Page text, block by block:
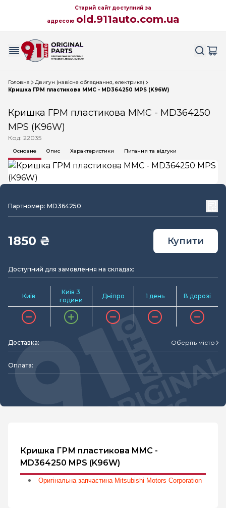
Старий сайт доступний за
адресою old.911auto.com.ua
Головна
Двигун (навісне обладнання, електрика)
Кришка ГРМ пластикова MMC - MD364250 MPS (K96W)
Кришка ГРМ пластикова MMC - MD364250
MPS (K96W)
Код: 22035
Основне Опис Характеристики Питання та відгуки
Партномер: MD364250
1850 ₴ Купити
Доступний для замовлення на складах:
Київ
Київ 3
години
Дніпро 1 день В дорозі
Доставка: Оберіть місто
Оплата:
Кришка ГРМ пластикова MMC -
MD364250 MPS (K96W)
Оригінальна запчастина Mitsubishi Motors Corporation